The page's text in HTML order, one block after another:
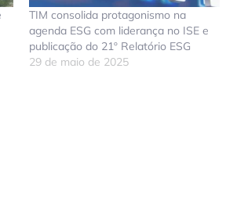
TIM consolida protagonismo na
agenda ESG com liderança no ISE e
publicação do 21º Relatório ESG
29 de maio de 2025